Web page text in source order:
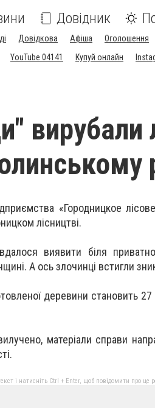
Довідник
Довідкова Афіша Оголошення
YouTube 04141 Купуй онлайн
вирубали
«Городницкое
лісництві.
виявити біля
А ось злочинці встигли
деревини становить
матеріали справи
і натисніть Ctrl + Enter, щоб повідомити про це